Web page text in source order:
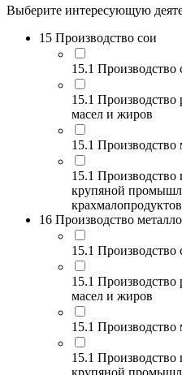
Выберите интересующую
15 Производство сои
15.1 Производство
15.1
масел и жиров
15.1
15.1
крупяной
крахмалопродуктов
16 Производство
15.1 Производство
15.1
масел и жиров
15.1
15.1
крупяной